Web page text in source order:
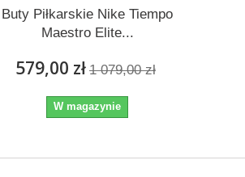
Buty Piłkarskie Nike Tiempo
Maestro Elite...
579,00 zł 1 079,00 zł
W magazynie